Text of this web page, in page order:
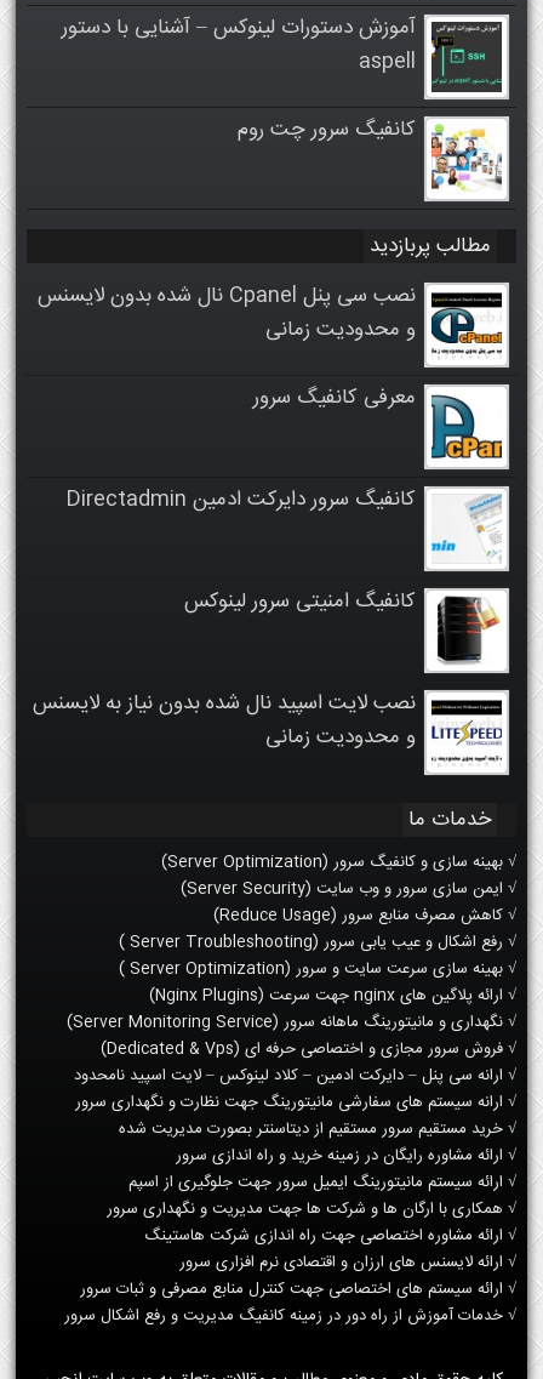
آموزش دستورات لینوکس – آشنایی با دستور
aspell
کانفیگ سرور چت روم
مطالب پربازدید
نصب سی پنل Cpanel نال شده بدون لایسنس
و محدودیت زمانی
معرفی کانفیگ سرور
کانفیگ سرور دایرکت ادمین Directadmin
کانفیگ امنیتی سرور لینوکس
نصب لایت اسپید نال شده بدون نیاز به لایسنس
و محدودیت زمانی
خدمات ما
√ بهینه سازی و کانفیگ سرور (Server Optimization)
√ ایمن سازی سرور و وب سایت (Server Security)
√ کاهش مصرف منابع سرور (Reduce Usage)
√ رفع اشکال و عیب یابی سرور (Server Troubleshooting )
√ بهینه سازی سرعت سایت و سرور (Server Optimization )
√ ارائه پلاگین های nginx جهت سرعت (Nginx Plugins)
√ نگهداری و مانیتورینگ ماهانه سرور (Server Monitoring Service)
√ فروش سرور مجازی و اختصاصی حرفه ای (Dedicated & Vps)
√ ارانه سی پنل – دایرکت ادمین – کلاد لینوکس – لایت اسپید نامحدود
√ ارانه سیستم های سفارشی مانیتورینگ جهت نظارت و نگهداری سرور
√ خرید مستقیم سرور مستقیم از دیتاسنتر بصورت مدیریت شده
√ ارائه مشاوره رایگان در زمینه خرید و راه اندازی سرور
√ ارائه سیستم مانیتورینگ ایمیل سرور جهت جلوگیری از اسپم
√ همکاری با ارگان ها و شرکت ها جهت مدیریت و نگهداری سرور
√ ارائه مشاوره اختصاصی جهت راه اندازی شرکت هاستینگ
√ ارائه لایسنس های ارزان و اقتصادی نرم افزاری سرور
√ ارائه سیستم های اختصاصی جهت کنترل منابع مصرفی و ثبات سرور
√ خدمات آموزش از راه دور در زمینه کانفیگ مدیریت و رفع اشکال سرور